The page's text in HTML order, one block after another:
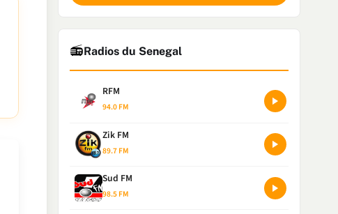
📻Radios du Senegal
RFM
94.0 FM
Zik FM
89.7 FM
Sud FM
98.5 FM